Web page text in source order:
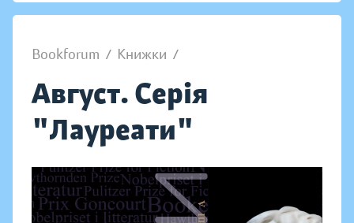
Bookforum / Книжки /
Август. Серія
"Лауреати"